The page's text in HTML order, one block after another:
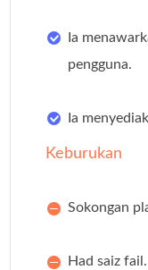
Ia
pengguna.
Ia
Keburukan
Sokongan
Had saiz fail.